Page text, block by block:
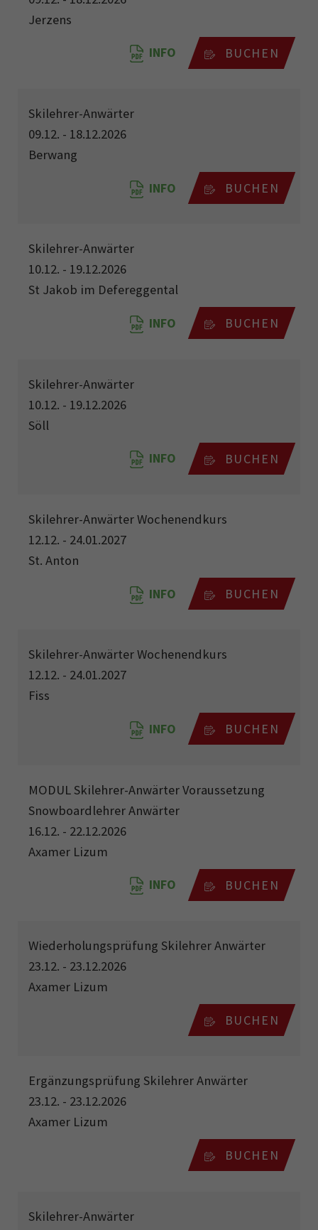
Jerzens
INFO BUCHEN
Skilehrer-Anwärter
09.12. - 18.12.2026
Berwang
INFO BUCHEN
Skilehrer-Anwärter
10.12. - 19.12.2026
St Jakob im Defereggental
INFO BUCHEN
Skilehrer-Anwärter
10.12. - 19.12.2026
Söll
INFO BUCHEN
Skilehrer-Anwärter Wochenendkurs
12.12. - 24.01.2027
St. Anton
INFO BUCHEN
Skilehrer-Anwärter Wochenendkurs
12.12. - 24.01.2027
Fiss
INFO BUCHEN
MODUL Skilehrer-Anwärter Voraussetzung
Snowboardlehrer Anwärter
16.12. - 22.12.2026
Axamer Lizum
INFO BUCHEN
Wiederholungsprüfung Skilehrer Anwärter
23.12. - 23.12.2026
Axamer Lizum
BUCHEN
Ergänzungsprüfung Skilehrer Anwärter
23.12. - 23.12.2026
Axamer Lizum
BUCHEN
Skilehrer-Anwärter